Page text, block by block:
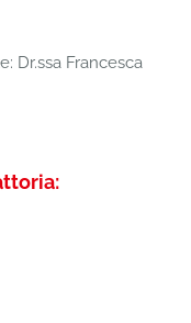
Dr.ssa Francesca